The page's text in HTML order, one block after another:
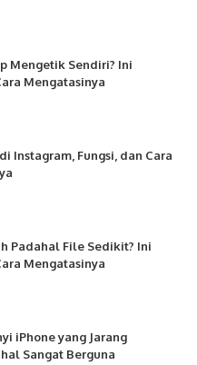
Mengetik Sendiri? Ini
Mengatasinya
Instagram, Fungsi, dan Cara
Padahal File Sedikit? Ini
Mengatasinya
iPhone yang Jarang
Sangat Berguna